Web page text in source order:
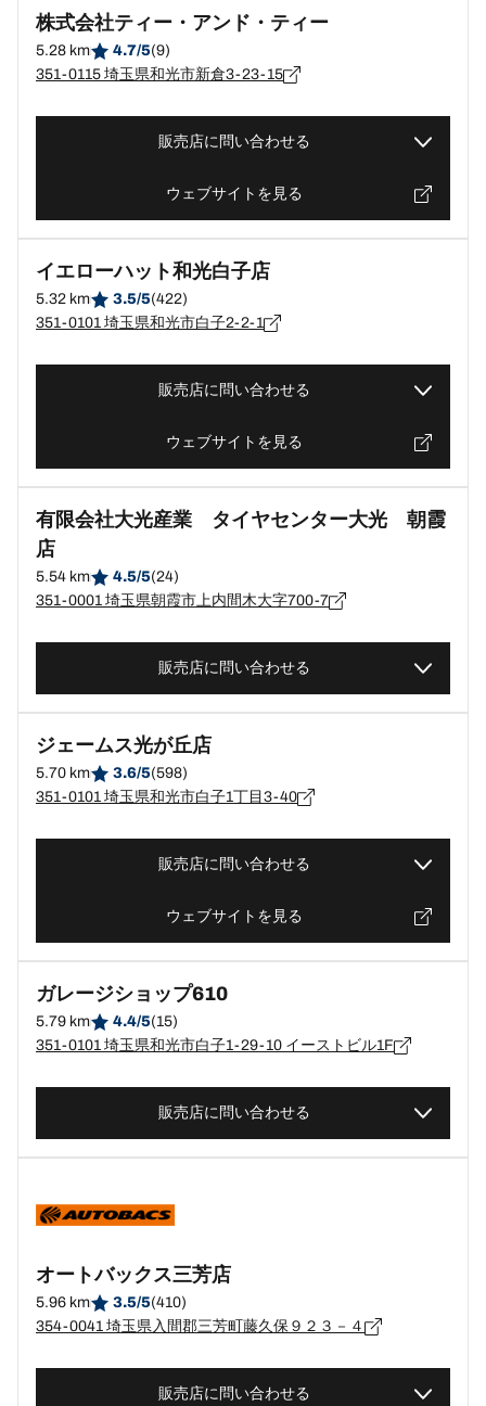
株式会社ティー・アンド・ティー
5.28 km 4.7/5(9)
351-0115 埼玉県和光市新倉3-23-15
販売店に問い合わせる
ウェブサイトを見る
イエローハット和光白子店
5.32 km 3.5/5(422)
351-0101 埼玉県和光市白子2-2-1
販売店に問い合わせる
ウェブサイトを見る
有限会社大光産業 タイヤセンター大光 朝霞
店
5.54 km 4.5/5(24)
351-0001 埼玉県朝霞市上内間木大字700-7
販売店に問い合わせる
ジェームス光が丘店
5.70 km 3.6/5(598)
351-0101 埼玉県和光市白子1丁目3-40
販売店に問い合わせる
ウェブサイトを見る
ガレージショップ610
5.79 km 4.4/5(15)
351-0101 埼玉県和光市白子1-29-10 イーストビル1F
販売店に問い合わせる
オートバックス三芳店
5.96 km 3.5/5(410)
354-0041 埼玉県入間郡三芳町藤久保９２３－４
販売店に問い合わせる